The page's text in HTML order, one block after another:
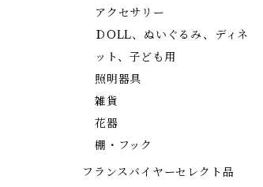
アクセサリー
ＤOLL、ぬいぐるみ、ディネ
ット、子ども用
照明器具
雑貨
花器
棚・フック
フランスバイヤーセレクト品